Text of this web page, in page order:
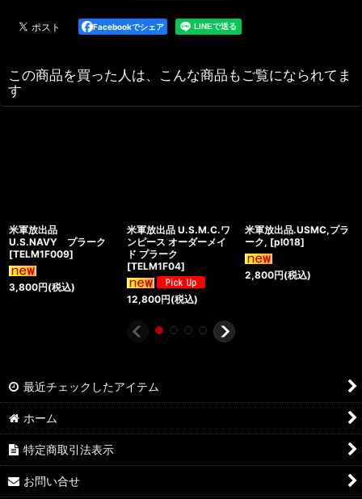
Facebookでシェア
この商品を買った人は、こんな商品もご覧になられてま
す
米軍放出品
U.S.NAVY プラーク
[TELM1F009]
3,800円(税込)
米軍放出品 U.S.M.C.ワ
ンピース オーダーメイ
ド プラーク
[TELM1F04]
12,800円(税込)
米軍放出品.USMC,プラ
ーク, [pl018]
2,800円(税込)
最近チェックしたアイテム
ホーム
特定商取引法表示
お問い合せ